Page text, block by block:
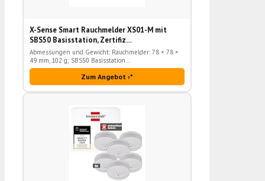
X-Sense Smart Rauchmelder XS01-M mit
SBS50 Basisstation, Zertifiz…
Abmessungen und Gewicht: Rauchmelder: 78 × 78 ×
49 mm, 102 g; SBS50 Basisstation…
Zum Angebot ›*